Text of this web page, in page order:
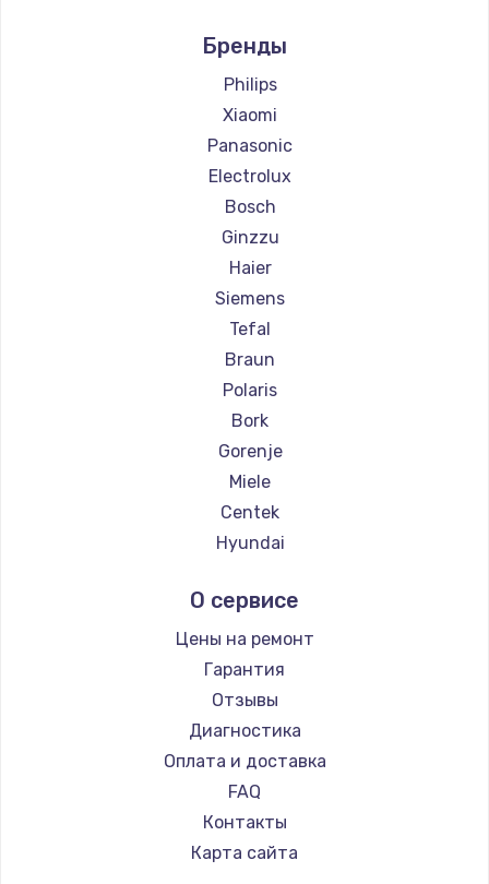
Ремонт парогенераторов DELTA
Ремонт парогенераторов Silter
Ремонт парогенераторов Chayka
Ремонт парогенераторов Beko
Ремонт парогенераторов Vivitek
Ремонт парогенераторов RED solution
Бренды
Philips
Xiaomi
Panasonic
Electrolux
Bosch
Ginzzu
Haier
Siemens
Tefal
Braun
Polaris
Bork
Gorenje
Miele
Centek
Hyundai
DELTA
Silter
Chayka
Beko
Vivitek
RED solution
О сервисе
Цены на ремонт
Гарантия
Отзывы
Диагностика
Оплата и доставка
FAQ
Контакты
Карта сайта